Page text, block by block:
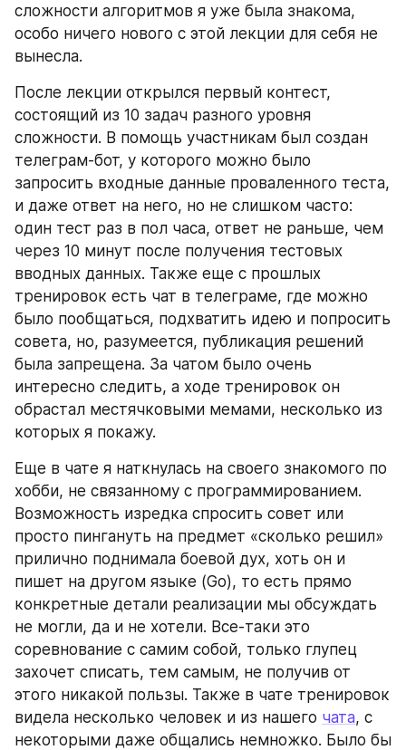
сложности алгоритмов я уже была знакома,
особо ничего нового с этой лекции для себя не
вынесла.
После лекции открылся первый контест,
состоящий из 10 задач разного уровня
сложности. В помощь участникам был создан
телеграм-бот, у которого можно было
запросить входные данные проваленного теста,
и даже ответ на него, но не слишком часто:
один тест раз в пол часа, ответ не раньше, чем
через 10 минут после получения тестовых
вводных данных. Также еще с прошлых
тренировок есть чат в телеграме, где можно
было пообщаться, подхватить идею и попросить
совета, но, разумеется, публикация решений
была запрещена. За чатом было очень
интересно следить, а ходе тренировок он
обрастал местячковыми мемами, несколько из
которых я покажу.
Еще в чате я наткнулась на своего знакомого по
хобби, не связанному с программированием.
Возможность изредка спросить совет или
просто пингануть на предмет «сколько решил»
прилично поднимала боевой дух, хоть он и
пишет на другом языке (Go), то есть прямо
конкретные детали реализации мы обсуждать
не могли, да и не хотели. Все-таки это
соревнование с самим собой, только глупец
захочет списать, тем самым, не получив от
этого никакой пользы. Также в чате тренировок
видела несколько человек и из нашего чата, с
некоторыми даже общались немножко. Было бы